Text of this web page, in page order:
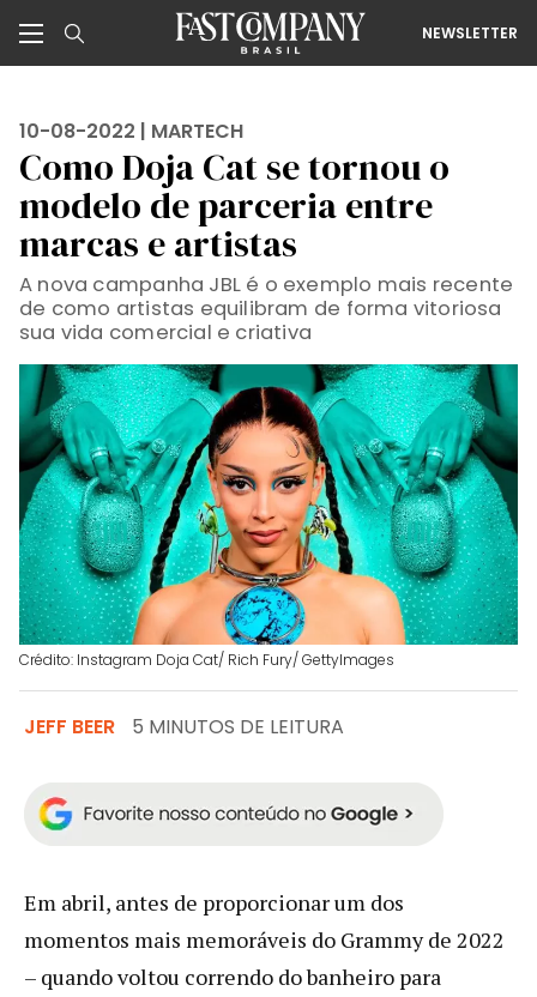
NEWSLETTER
10-08-2022 | MARTECH
Como Doja Cat se tornou o
modelo de parceria entre
marcas e artistas
A nova campanha JBL é o exemplo mais recente
de como artistas equilibram de forma vitoriosa
sua vida comercial e criativa
Crédito: Instagram Doja Cat/ Rich Fury/ GettyImages
JEFF BEER 5 MINUTOS DE LEITURA
Em abril, antes de proporcionar um dos
momentos mais memoráveis ​​do Grammy de 2022
– quando voltou correndo do banheiro para